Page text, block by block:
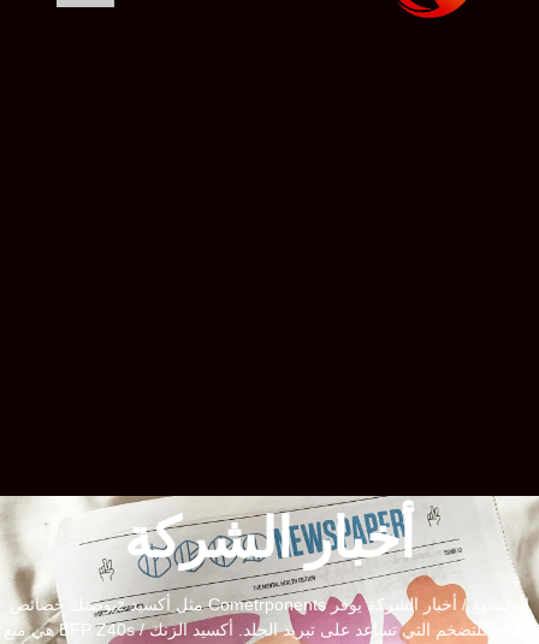
أخبار الشركة
الرئيسية / أخبار الشركة
يوفر Cometrponents مثل أكسيد zبوصتك خصائص
مضادة للتضخم التي تساعد على تبريد الجلد. أكسيد الزنك / BFP Z40s هي منع